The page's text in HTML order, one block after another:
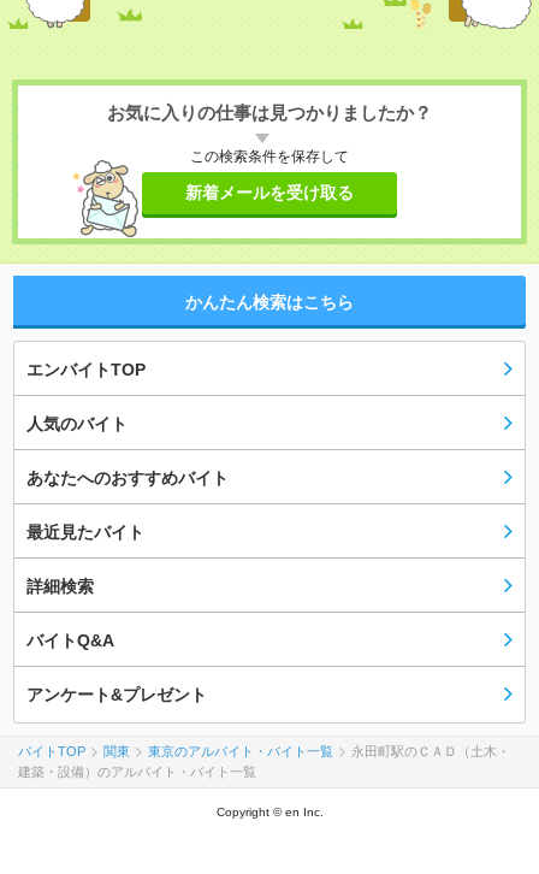
お気に入りの仕事は見つかりましたか？
この検索条件を保存して
新着メールを受け取る
かんたん検索はこちら
エンバイトTOP
人気のバイト
あなたへのおすすめバイト
最近見たバイト
詳細検索
バイトQ&A
アンケート&プレゼント
バイトTOP 関東 東京のアルバイト・バイト一覧
永田町駅のＣＡＤ（土木・
建築・設備）のアルバイト・バイト一覧
Copyright © en Inc.